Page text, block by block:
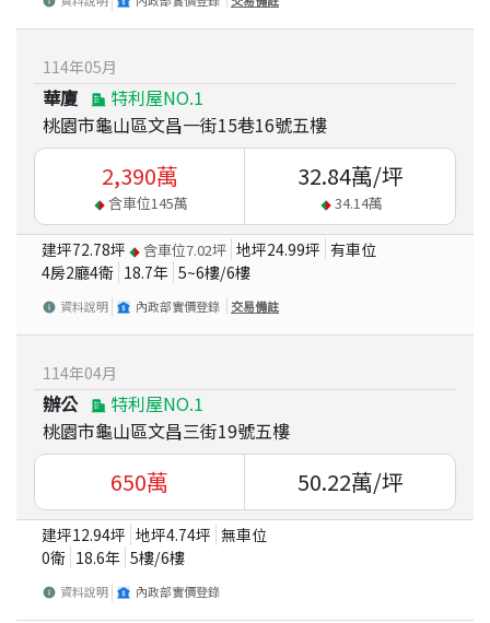
114年05月
華廈
特利屋NO.1
桃園市龜山區文昌一街15巷16號五樓
2,390萬
含車位145萬
32.84萬/坪
34.14萬
建坪72.78坪 含車位7.02坪 地坪24.99坪 有車位
4房2廳4衛 18.7年 5~6樓/6樓
資料說明 內政部實價登錄 交易備註
114年04月
辦公
特利屋NO.1
桃園市龜山區文昌三街19號五樓
650萬 50.22萬/坪
建坪12.94坪 地坪4.74坪 無車位
0衛 18.6年 5樓/6樓
資料說明 內政部實價登錄